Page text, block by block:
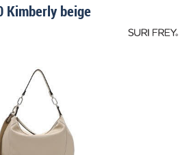
Kimberly beige